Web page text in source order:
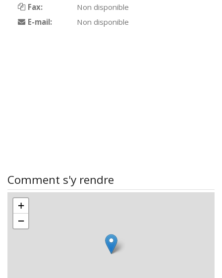
Fax:
Non disponible
E-mail:
Non disponible
Comment s'y rendre
+
−